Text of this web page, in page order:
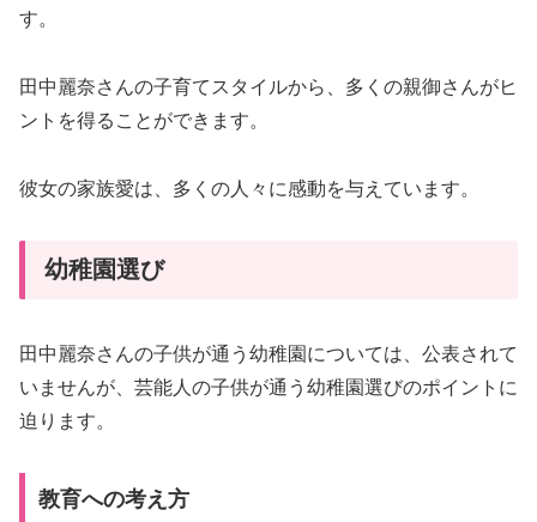
す。
田中麗奈さんの子育てスタイルから、多くの親御さんがヒ
ントを得ることができます。
彼女の家族愛は、多くの人々に感動を与えています。
幼稚園選び
田中麗奈さんの子供が通う幼稚園については、公表されて
いませんが、芸能人の子供が通う幼稚園選びのポイントに
迫ります。
教育への考え方